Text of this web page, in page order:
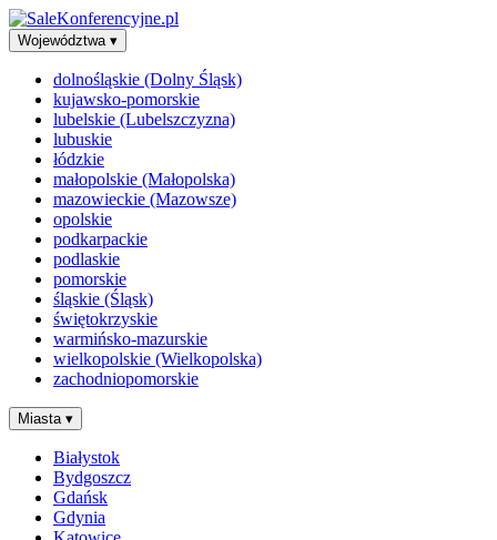
Województwa ▾
dolnośląskie (Dolny Śląsk)
kujawsko-pomorskie
lubelskie (Lubelszczyzna)
lubuskie
łódzkie
małopolskie (Małopolska)
mazowieckie (Mazowsze)
opolskie
podkarpackie
podlaskie
pomorskie
śląskie (Śląsk)
świętokrzyskie
warmińsko-mazurskie
wielkopolskie (Wielkopolska)
zachodniopomorskie
Miasta ▾
Białystok
Bydgoszcz
Gdańsk
Gdynia